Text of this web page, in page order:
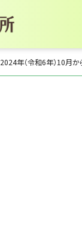
2024年（令和6年）10月